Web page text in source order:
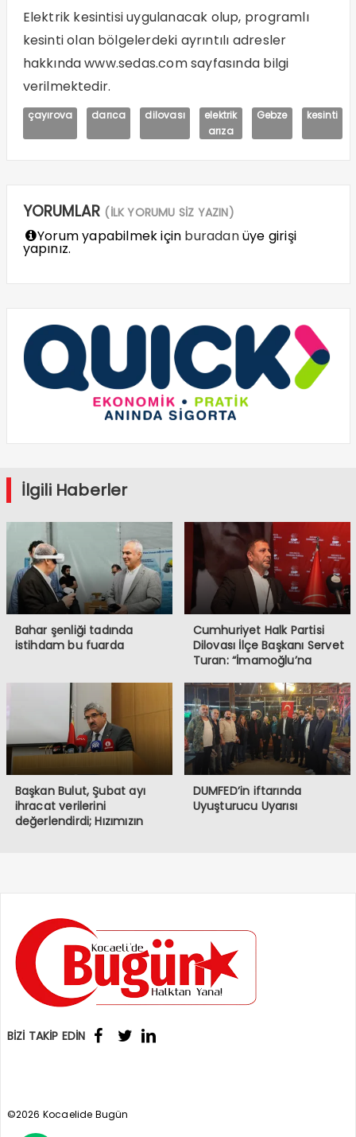
Elektrik kesintisi uygulanacak olup, programlı
kesinti olan bölgelerdeki ayrıntılı adresler
hakkında www.sedas.com sayfasında bilgi
verilmektedir.
çayırova darıca dilovası
elektrik
arıza
Gebze kesinti
YORUMLAR (İLK YORUMU SİZ YAZIN)
Yorum yapabilmek için buradanüye girişi
yapınız.
İlgili Haberler
Bahar şenliği tadında
istihdam bu fuarda
Cumhuriyet Halk Partisi
Dilovası İlçe Başkanı Servet
Turan: “İmamoğlu’na
Halkın İradesine
Müdahaledir”
Başkan Bulut, Şubat ayı
ihracat verilerini
değerlendirdi; Hızımızın
DUMFED’in iftarında
Uyuşturucu Uyarısı
BİZİ TAKİP EDİN
©2026 Kocaelide Bugün